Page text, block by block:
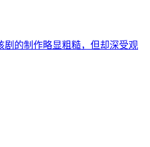
剧的制作略显粗糙，但却深受观